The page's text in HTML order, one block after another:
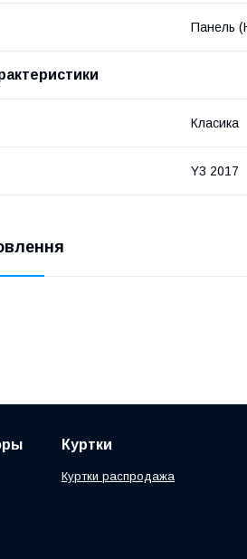
Панель
Класика
Y3 2017
Куртки
Куртки распродажа